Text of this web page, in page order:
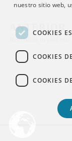
ANTERIOR
nuestro sitio web,
COOKIES
COOKIES
COOKIES